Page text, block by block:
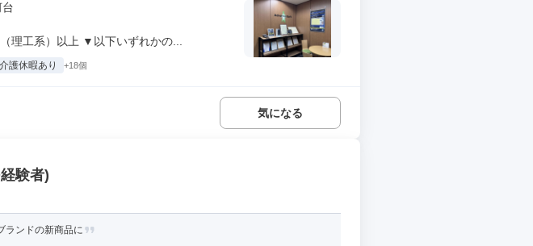
理工系）以上 ▼以下いずれかの...
介護休暇あり +18個
気になる
験者)
ランドの新商品に